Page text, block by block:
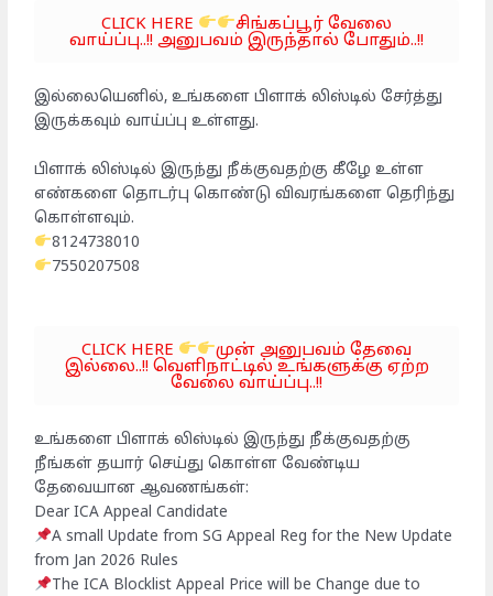
CLICK HERE சிங்கப்பூர் வேலை
வாய்ப்பு..!! அனுபவம் இருந்தால் போதும்..!!
இல்லையெனில், உங்களை பிளாக் லிஸ்டில் சேர்த்து
இருக்கவும் வாய்ப்பு உள்ளது.
பிளாக் லிஸ்டில் இருந்து நீக்குவதற்கு கீழே உள்ள
எண்களை தொடர்பு கொண்டு விவரங்களை தெரிந்து
கொள்ளவும்.
8124738010
7550207508
CLICK HERE முன் அனுபவம் தேவை
இல்லை..!! வெளிநாட்டில் உங்களுக்கு ஏற்ற
வேலை வாய்ப்பு..!!
உங்களை பிளாக் லிஸ்டில் இருந்து நீக்குவதற்கு
நீங்கள் தயார் செய்து கொள்ள வேண்டிய
தேவையான ஆவணங்கள்:
Dear ICA Appeal Candidate
A small Update from SG Appeal Reg for the New Update
from Jan 2026 Rules
The ICA Blocklist Appeal Price will be Change due to